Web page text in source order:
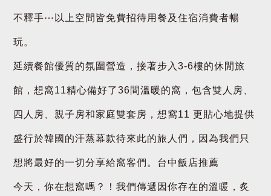
不釋手⋯以上空間皆免費招待用餐及住宿消費者暢
玩。
延續餐館優質的氛圍營造，接著步入3-6樓的休閒旅
館，想窩11精心備好了36間溫暖的窩，包含雙人房、
四人房、親子房和家庭雙套房，想窩11 更貼心地提供
盛行於韓國的汗蒸幕款待來此的旅人們，因為我們只
想將最好的一切分享給窩客們。台中飯店推薦
今天，你在想窩嗎？！我們傳遞因你存在的溫暖，炙